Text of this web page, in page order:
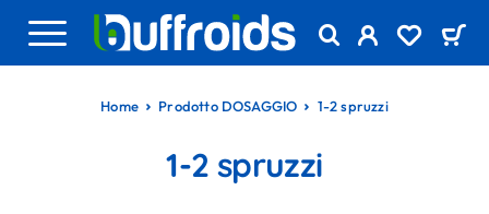
Home Prodotto DOSAGGIO 1-2 spruzzi
1-2 spruzzi